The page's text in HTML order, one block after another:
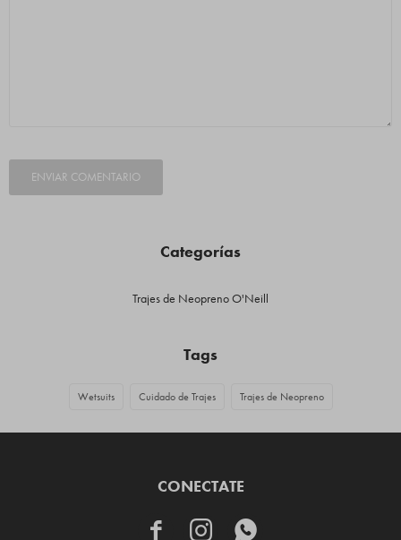
ENVIAR COMENTARIO
Categorías
Trajes de Neopreno O'Neill
Tags
Wetsuits Cuidado de Trajes Trajes de Neopreno
CONECTATE
  